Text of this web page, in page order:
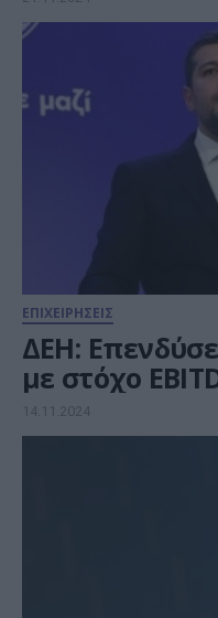
ΕΠΙΧΕΙΡΗΣΕΙΣ
ΔΕΗ:
με στόχο
14.11.2024